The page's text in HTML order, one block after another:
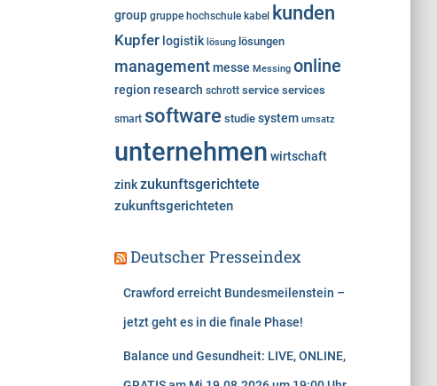
group gruppe hochschule kabel kunden
Kupfer logistik lösung lösungen
management messe Messing online
region research schrott service services
smart software studie system umsatz
unternehmen wirtschaft
zink zukunftsgerichtete
zukunftsgerichteten
Deutscher Presseindex
Crawford erreicht Bundesmeilenstein –
jetzt geht es in die finale Phase!
Balance und Gesundheit: LIVE, ONLINE,